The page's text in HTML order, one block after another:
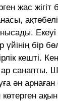
жас
үйінің бір
кешті.
санапты.
ән